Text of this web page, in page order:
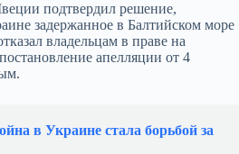
подтвердил решение,
задержанное в Балтийском море
владельцам в праве на
апелляции от 4
в Украине стала борьбой за